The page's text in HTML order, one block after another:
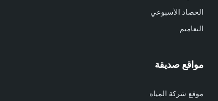
الحصاد الأسبوعي
التعاميم
مواقع صديقة
موقع شركة المياه